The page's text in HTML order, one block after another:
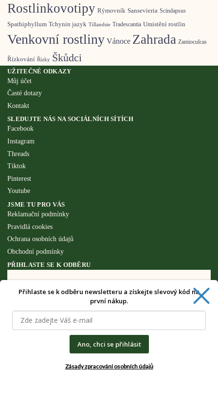
Rostlinkovotipy Rýmovník Sansevieria Scindapsus
Spathiphyllum Tchynin jazyk Tillandsie Tradescantia Umistění rostlin
Venkovní rostliny Vánoce Zahrada Zamioculcas
Řízkování Řízky Škůdci
UŽITEČNÉ ODKAZY
Můj účet
Časté dotazy
Kontakt
SLEDUJTE NÁS NA SOCIÁLNÍCH SÍTÍCH
Facebook
Instagram
Threads
Tiktok
Pinterest
Youtube
JSME TU PRO VÁS
Reklamační podmínky
Pravidlá cookies
Ochrana osobních údajů
Obchodní podmínky
PŘIHLASTE SE K ODBĚRU
Získejte speciální výhody pouze pro
odběratele newsletteru.
CHCI SPECIÁLNÍ VÝHODY
Přihlaste se k odběru newsletteru a získejte slevový kód na
první nákup.
Ano, chci se přihlásit
Zásady zpracování osobních údajů